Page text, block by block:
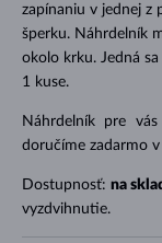
zapínaniu v jednej z
šperku. Náhrdelník
okolo krku. Jedná
1 kuse.
Náhrdelník pre
doručíme zadarmo
Dostupnosť: na
vyzdvihnutie.